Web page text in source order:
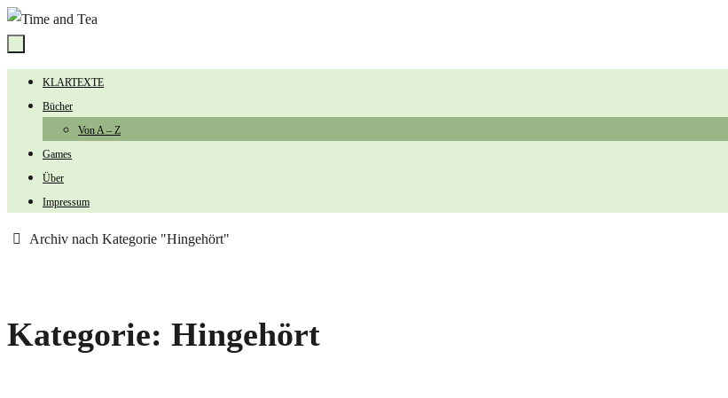
Zum
springen
Zum
Inhalt
KLARTEXTE
Bücher
Von A – Z
Games
Über
Impressum
StartArchiv nach Kategorie "Hingehört"
Kategorie: Hingehört